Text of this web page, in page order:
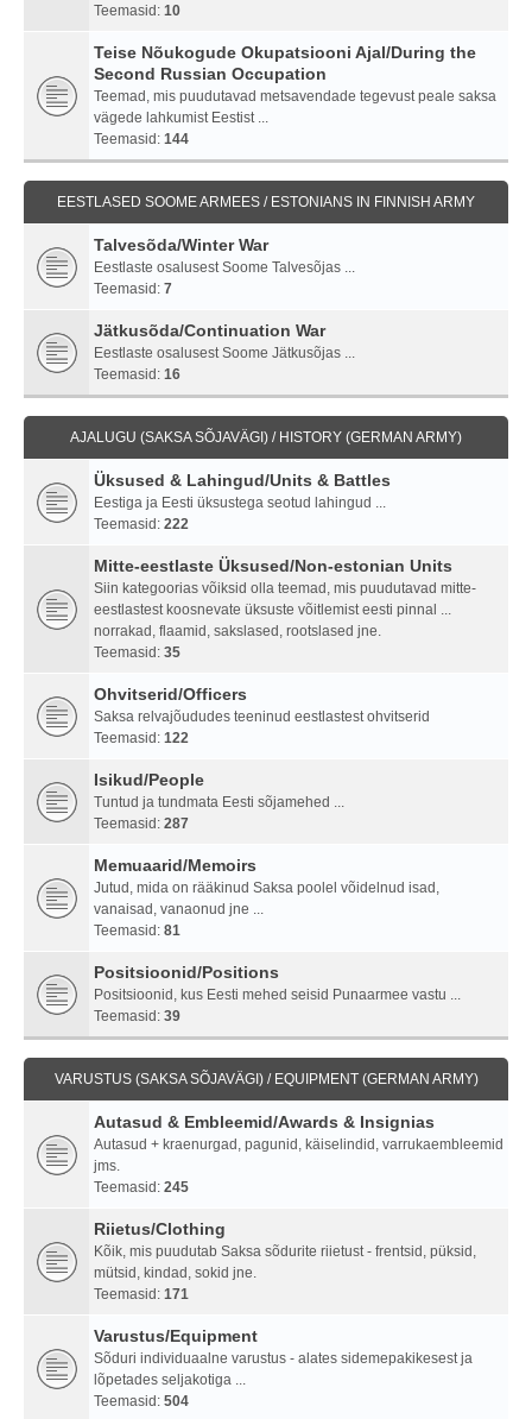
Teemasid: 10
Teise Nõukogude Okupatsiooni Ajal/During the
Second Russian Occupation
Teemad, mis puudutavad metsavendade tegevust peale saksa
vägede lahkumist Eestist ...
Teemasid: 144
EESTLASED SOOME ARMEES / ESTONIANS IN FINNISH ARMY
Talvesõda/Winter War
Eestlaste osalusest Soome Talvesõjas ...
Teemasid: 7
Jätkusõda/Continuation War
Eestlaste osalusest Soome Jätkusõjas ...
Teemasid: 16
AJALUGU (SAKSA SÕJAVÄGI) / HISTORY (GERMAN ARMY)
Üksused & Lahingud/Units & Battles
Eestiga ja Eesti üksustega seotud lahingud ...
Teemasid: 222
Mitte-eestlaste Üksused/Non-estonian Units
Siin kategoorias võiksid olla teemad, mis puudutavad mitte-
eestlastest koosnevate üksuste võitlemist eesti pinnal ...
norrakad, flaamid, sakslased, rootslased jne.
Teemasid: 35
Ohvitserid/Officers
Saksa relvajõududes teeninud eestlastest ohvitserid
Teemasid: 122
Isikud/People
Tuntud ja tundmata Eesti sõjamehed ...
Teemasid: 287
Memuaarid/Memoirs
Jutud, mida on rääkinud Saksa poolel võidelnud isad,
vanaisad, vanaonud jne ...
Teemasid: 81
Positsioonid/Positions
Positsioonid, kus Eesti mehed seisid Punaarmee vastu ...
Teemasid: 39
VARUSTUS (SAKSA SÕJAVÄGI) / EQUIPMENT (GERMAN ARMY)
Autasud & Embleemid/Awards & Insignias
Autasud + kraenurgad, pagunid, käiselindid, varrukaembleemid
jms.
Teemasid: 245
Riietus/Clothing
Kõik, mis puudutab Saksa sõdurite riietust - frentsid, püksid,
mütsid, kindad, sokid jne.
Teemasid: 171
Varustus/Equipment
Sõduri individuaalne varustus - alates sidemepakikesest ja
lõpetades seljakotiga ...
Teemasid: 504